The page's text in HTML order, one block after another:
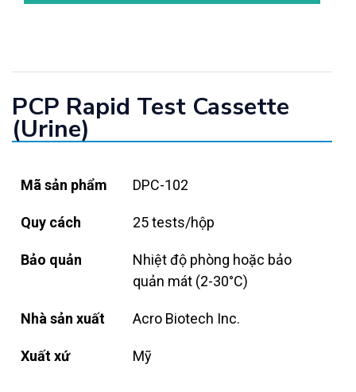
PCP Rapid Test Cassette
(Urine)
Mã sản phẩm DPC-102
Quy cách 25 tests/hộp
Bảo quản
Nhiệt độ phòng hoặc bảo
quản mát (2-30°C)
Nhà sản xuất Acro Biotech Inc.
Xuất xứ Mỹ